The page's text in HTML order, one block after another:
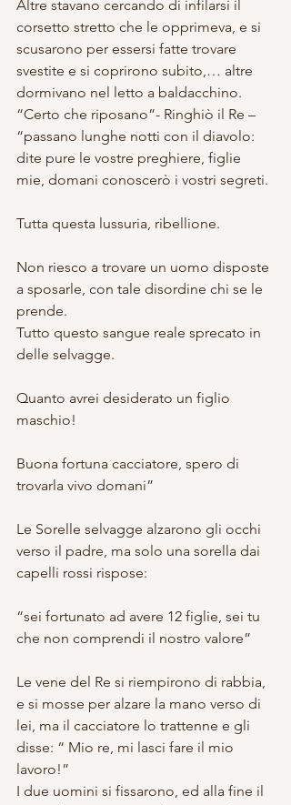
Altre stavano cercando di infilarsi il
corsetto stretto che le opprimeva, e si
scusarono per essersi fatte trovare
svestite e si coprirono subito,… altre
dormivano nel letto a baldacchino.
“Certo che riposano”- Ringhiò il Re –
“passano lunghe notti con il diavolo:
dite pure le vostre preghiere, figlie
mie, domani conoscerò i vostri segreti.
Tutta questa lussuria, ribellione.
Non riesco a trovare un uomo disposte
a sposarle, con tale disordine chi se le
prende.
Tutto questo sangue reale sprecato in
delle selvagge.
Quanto avrei desiderato un figlio
maschio!
Buona fortuna cacciatore, spero di
trovarla vivo domani”
Le Sorelle selvagge alzarono gli occhi
verso il padre, ma solo una sorella dai
capelli rossi rispose:
“sei fortunato ad avere 12 figlie, sei tu
che non comprendi il nostro valore”
Le vene del Re si riempirono di rabbia,
e si mosse per alzare la mano verso di
lei, ma il cacciatore lo trattenne e gli
disse: “ Mio re, mi lasci fare il mio
lavoro!”
I due uomini si fissarono, ed alla fine il